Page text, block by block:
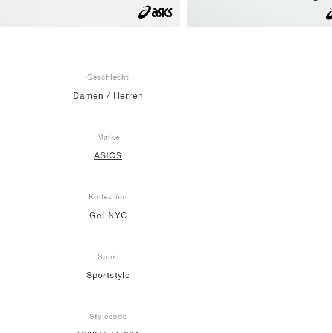
Geschlecht
Damen / Herren
Marke
ASICS
Kollektion
Gel-NYC
Sport
Sportstyle
Stylecode